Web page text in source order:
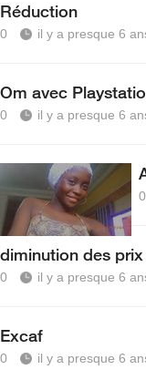
Réduction
0 il y a presque 6
Om avec
0 il y a presque 6
0
diminution des
0 il y a presque 6
Excaf
0 il y a presque 6